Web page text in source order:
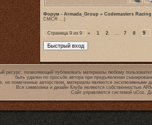
Форум - Armada_Group » Codemasters Racing
CMCR ...)
Страница 9 из 9 « 1 2 … 7 8 9
ресурс, позволяющий публиковать материалы любому
быть удален по просьбе автора при предъявлении
не помеченные авторством, материалы являются эксклюзивными
Вся символика и дизайн Клуба являются собственностью
Сайт управляется системой uCoz.